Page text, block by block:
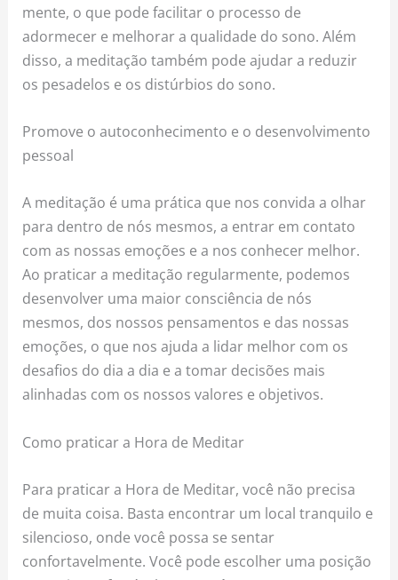
mente, o que pode facilitar o processo de
adormecer e melhorar a qualidade do sono. Além
disso, a meditação também pode ajudar a reduzir
os pesadelos e os distúrbios do sono.
Promove o autoconhecimento e o desenvolvimento
pessoal
A meditação é uma prática que nos convida a olhar
para dentro de nós mesmos, a entrar em contato
com as nossas emoções e a nos conhecer melhor.
Ao praticar a meditação regularmente, podemos
desenvolver uma maior consciência de nós
mesmos, dos nossos pensamentos e das nossas
emoções, o que nos ajuda a lidar melhor com os
desafios do dia a dia e a tomar decisões mais
alinhadas com os nossos valores e objetivos.
Como praticar a Hora de Meditar
Para praticar a Hora de Meditar, você não precisa
de muita coisa. Basta encontrar um local tranquilo e
silencioso, onde você possa se sentar
confortavelmente. Você pode escolher uma posição